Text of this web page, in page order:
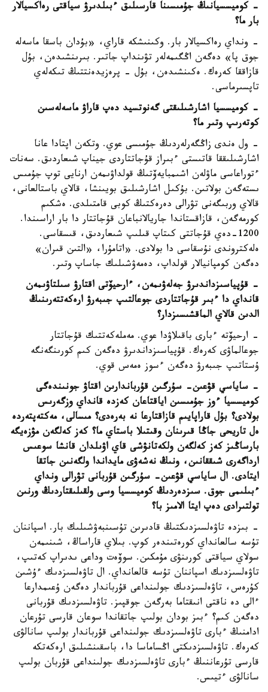
- كوميسسيانىڭ جۇمىسىنا قارسىلىق ءبىلدىرۋ سياقتى رەاكسيالار
بار ما؟
- ونداي رەاكسيالار بار. وكىنىشكە قاراي، «بۇدان باسقا ماسەلە
جوق پا» دەگەن اڭگىمەلەر تۋىنداپ جاتىر. بىرىنشىدەن، بۇل
قازاققا كەرەك. ەكىنشىدەن، بۇل - پرەزيدەنتتىڭ تىكەلەي
تاپسىرماسى.
- كوميسسيا اشارشىلىقتى گەنوتسيد دەپ قاراۋ ماسەلەسىن
كوتەرىپ وتىر ما؟
- ول ەندى زاڭگەرلەردىڭ جۇمىسى عوي. وتكەن اپتادا عانا
اشارشىلىققا قاتىستى ءبىراز قۇجاتتاردى جيناپ شىعاردىق. سەنات
ءتوراعاسى ماۋلەن اشىمبايەۆتىڭ قولداۋىمەن ارنايى توپ جۇمىس
ىستەگەن بولاتىن. بۇكىل اشارشىلىق بويىنشا، قالاي باستالعانى،
قالاي وربىگەنى تۋرالى دەرەكتىڭ كوبى قامتىلدى. ەشكىم
كورمەگەن، قازاقستاندا جاريالانباعان قۇجاتتار دا بار اراسىندا.
1200-دەي قۇجاتتى كىتاپ قىلىپ شىعاردىق، قىسقاسى.
ەلەكتروندى نۇسقاسى دا بولادى. «اتامۇرا، «التىن قىران»
دەگەن كومپانيالار قولداپ، دەمەۋشىلىك جاساپ وتىر.
- قۇپياسىزداندىرۋ جەلەۋىمەن، ءارحيۆتى اقتارۋ سىلتاۋىمەن
قانداي دا ءبىر قۇجاتتاردى جوعالتىپ جىبەرۋ ارەكەتتەرىنىڭ
الدىن قالاي الماقشىسىزدار؟
- ارحيۆتە ءبارى باقىلاۋدا عوي. مەملەكەتتىك قۇجاتتار
جوعالماۋى كەرەك. قۇپياسىزداندىرۋ دەگەن كىم كورىنگەنگە
ۇستاتىپ جىبەرۋ دەگەن ءسوز ەمەس قوي.
- ساياسي قۋعىن- سۇرگىن قۇرباندارىن اقتاۋ جونىندەگى
كوميسسيا ءوز جۇمىسىن اياقتاعان كەزدە قانداي وزگەرىس
بولادى؟ بۇل قاراپايىم قازاقتارعا نە بەرەدى؟ مىسالى، مەكتەپتەردە
ەل تاريحى جاڭا قىرىنان وقىتىلا باستاي ما؟ كەز كەلگەن مۋزەيگە
بارساڭىز كەز كەلگەن ولكەتانۋشى قاي اۋىلدان قانشا سوعىس
ارداگەرى شىققانىن، ونىڭ نەشەۋى مايداندا ولگەنىن جاتقا
ايتادى. ال ساياسي قۋعىن- سۇرگىن قۇربانى تۋرالى ونداي
ءبىلىمى جوق. سىزدەردىڭ كوميسسيا وسى ولقىلىقتاردىڭ ورنىن
تولتىرادى دەپ ايتا الامىز با؟
- بىزدە تاۋەلسىزدىكتىڭ قادىرىن تۇسىنبەۋشىلىك بار. اسپاننان
تۇسە سالعانداي كورەتىندەر كوپ. بىلاي قاراساڭ، شىنىمەن
سولاي سياقتى كورىنۋى مۇمكىن. سوۆەت وداعى ىدىراپ كەتىپ،
تاۋەلسىزدىك اسپاننان تۇسە قالعانداي. ال تاۋەلسىزدىك ءۇشىن
كۇرەس، تاۋەلسىزدىك جولىنداعى قۇرباندار دەگەن ۇعىمدارعا
ءالى دە ناقتى انىقتاما بەرگەن جوقپىز. تاۋەلسىزدىك قۇربانى
دەگەن كىم؟ ءبىز بودان بولىپ جاتقاندا سوعان قارسى تۇرعان
ادامنىڭ ءبارى تاۋەلسىزدىك جولىنداعى قۇرباندار بولىپ سانالۋى
كەرەك. تاۋەلسىزدىكتى اڭساماسا دا، باسقىنشىلىق ارەكەتكە
قارسى تۇرعاننىڭ ءبارى تاۋەلسىزدىك جولىنداعى قۇربان بولىپ
سانالۋى ءتيىس.